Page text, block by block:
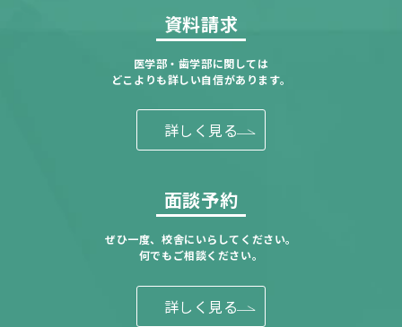
資料請求
医学部・歯学部に関しては
どこよりも詳しい自信があります。
詳しく見る
面談予約
ぜひ一度、校舎にいらしてください。
何でもご相談ください。
詳しく見る